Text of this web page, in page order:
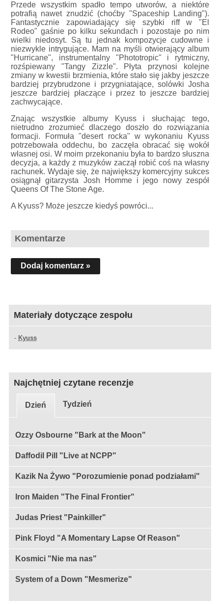
Przede wszystkim spadło tempo utworów, a niektóre
potrafią nawet znudzić (choćby "Spaceship Landing").
Fantastycznie zapowiadający się szybki riff w "El
Rodeo" gaśnie po kilku sekundach i pozostaje po nim
wielki niedosyt. Są tu jednak kompozycje cudowne i
niezwykle intrygujące. Mam na myśli otwierający album
"Hurricane", instrumentalny "Phototropic" i rytmiczny,
rozśpiewany "Tangy Zizzle". Płyta przynosi kolejne
zmiany w kwestii brzmienia, które stało się jakby jeszcze
bardziej przybrudzone i przygniatające, solówki Josha
jeszcze bardziej płaczące i przez to jeszcze bardziej
zachwycające.
Znając wszystkie albumy Kyuss i słuchając tego,
nietrudno zrozumieć dlaczego doszło do rozwiązania
formacji. Formuła "desert rocka" w wykonaniu Kyuss
potrzebowała oddechu, bo zaczęła obracać się wokół
własnej osi. W moim przekonaniu była to bardzo słuszna
decyzja, a każdy z muzyków zaczął robić coś na własny
rachunek. Wydaje się, że największy komercyjny sukces
osiągnął gitarzysta Josh Homme i jego nowy zespół
Queens Of The Stone Age.
A Kyuss? Może jeszcze kiedyś powróci...
Komentarze
Dodaj komentarz »
Materiały dotyczące zespołu
- Kyuss
Najchętniej czytane recenzje
Dzień Tydzień
Ozzy Osbourne "Bark at the Moon"
Daffodil Pill "Live at NCPP"
Kazik Na Żywo "Porozumienie ponad podziałami"
Iron Maiden "The Final Frontier"
Judas Priest "Painkiller"
Pink Floyd "A Momentary Lapse Of Reason"
Kosmici "Nie ma nas"
System of a Down "Mesmerize"